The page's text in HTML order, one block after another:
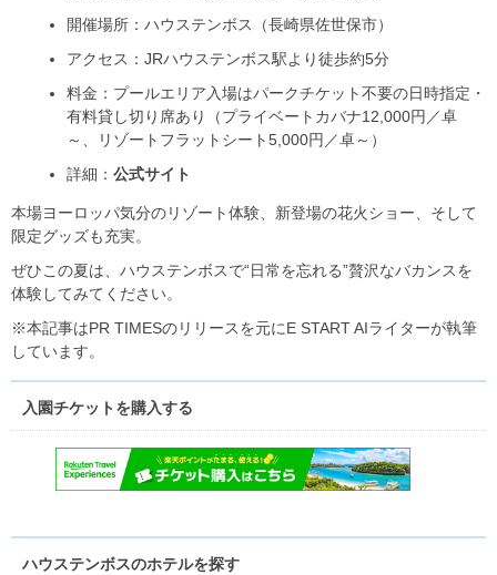
開催場所：ハウステンボス（長崎県佐世保市）
アクセス：JRハウステンボス駅より徒歩約5分
料金：プールエリア入場はパークチケット不要の日時指定・
有料貸し切り席あり（プライベートカバナ12,000円／卓
～、リゾートフラットシート5,000円／卓～）
詳細： 公式サイト
本場ヨーロッパ気分のリゾート体験、新登場の花火ショー、そして
限定グッズも充実。
ぜひこの夏は、ハウステンボスで“日常を忘れる”贅沢なバカンスを
体験してみてください。
※本記事はPR TIMESのリリースを元にE START AIライターが執筆
しています。
入園チケットを購入する
ハウステンボスのホテルを探す